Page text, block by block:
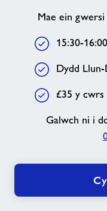
Mae ein
15:30-
Dydd
£35 y cwrs
Galwch ni i